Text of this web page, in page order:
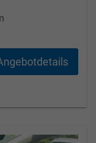
Wollschläger
Verkauf